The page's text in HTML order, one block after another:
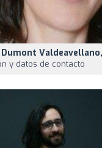
Dumont
y datos de contacto